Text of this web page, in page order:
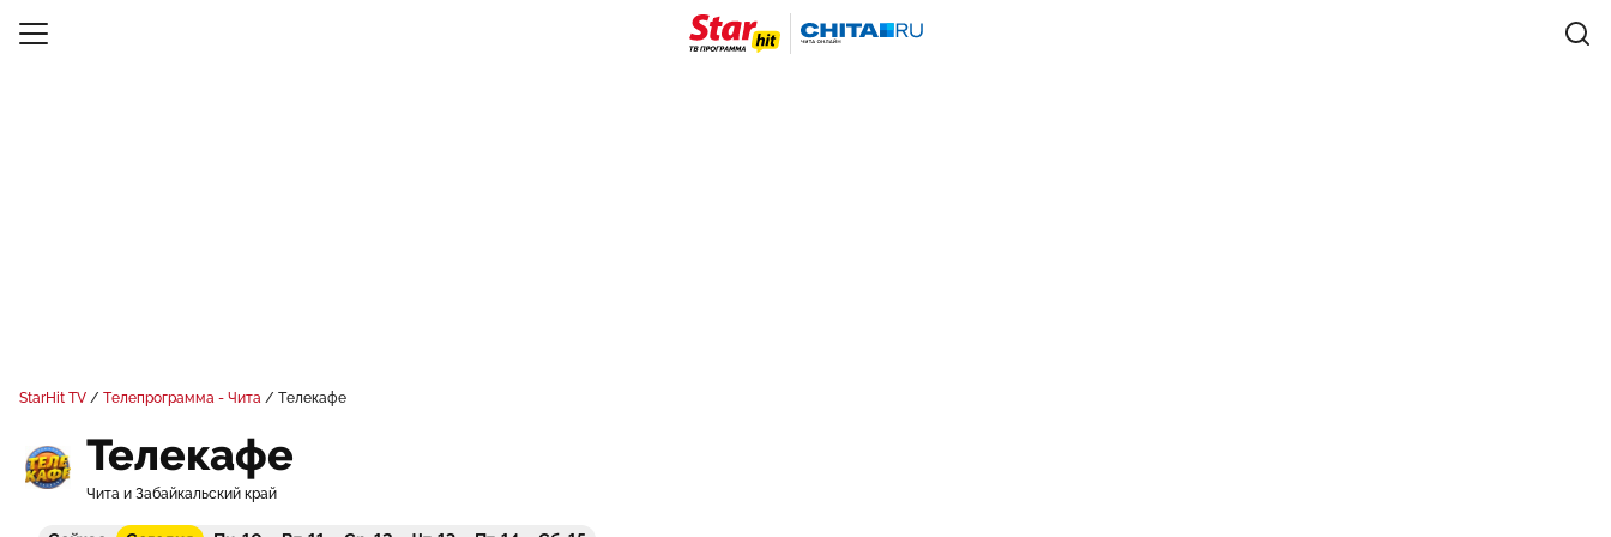
StarHit TV Телепрограмма - Чита Телекафе
Телекафе
Чита и Забайкальский край